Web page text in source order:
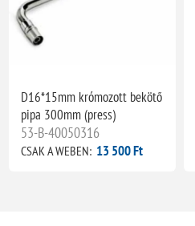
D16*15mm krómozott bekötő
pipa 300mm (press)
53-B-40050316
CSAK A WEBEN: 13 500 Ft